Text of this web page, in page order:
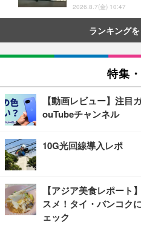
2026.8.7(金) 10:47
ランキング
特集
【動画レビュー】注目
ouTubeチャンネル
10G光回線導入レポ
【アジア美食レポート
スメ！タイ・バンコク
ェック